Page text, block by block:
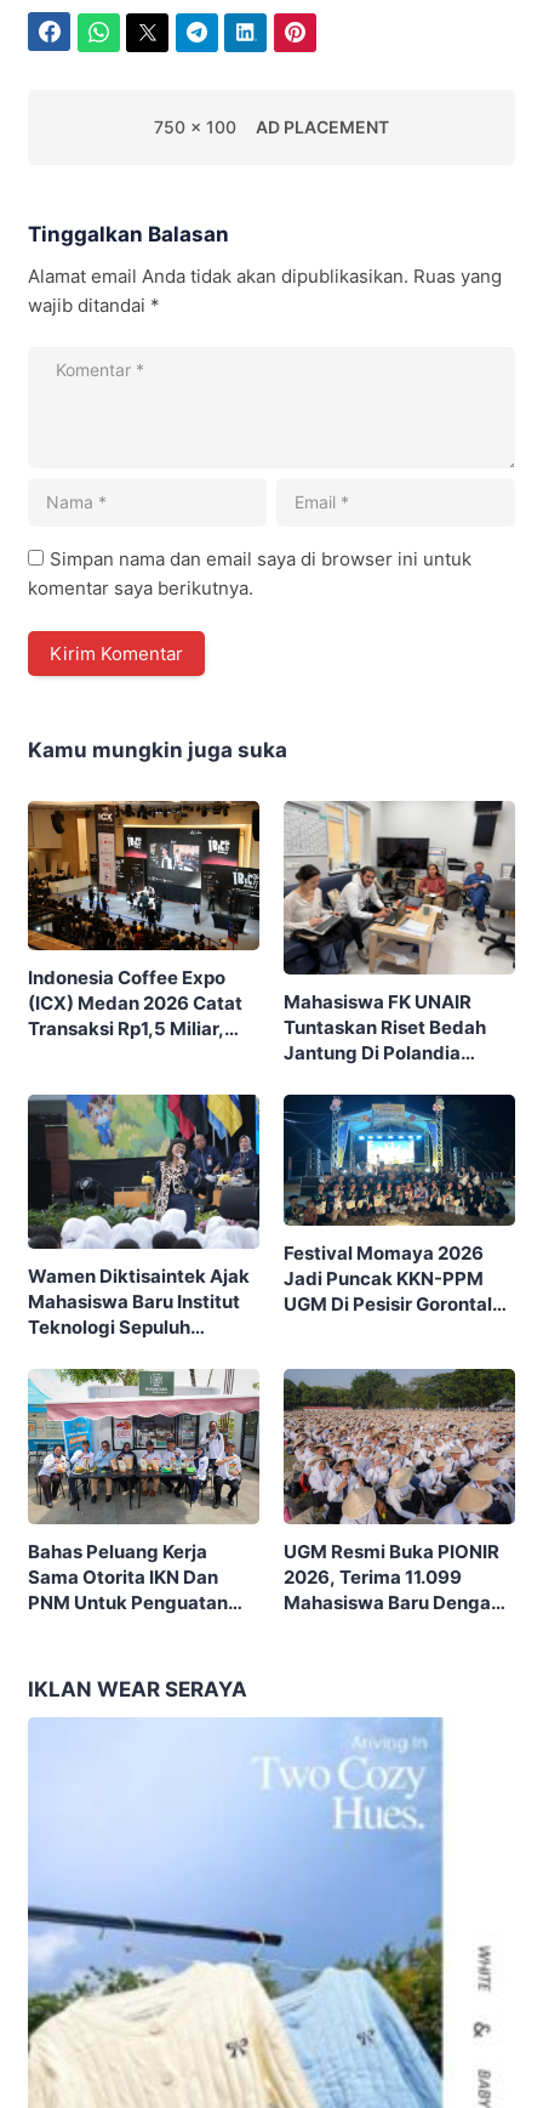
750 x 100 AD PLACEMENT
Tinggalkan Balasan
Alamat email Anda tidak akan dipublikasikan. Ruas yang
wajib ditandai *
Simpan nama dan email saya di browser ini untuk
komentar saya berikutnya.
Kamu mungkin juga suka
Indonesia Coffee Expo
(ICX) Medan 2026 Catat
Transaksi Rp1,5 Miliar,
Mahasiswa FK UNAIR
Tuntaskan Riset Bedah
Jantung Di Polandia
SCORE
Wamen Diktisaintek Ajak
Mahasiswa Baru Institut
Teknologi Sepuluh
Kritis Hadapi Euforia AI
Festival Momaya 2026
Jadi Puncak KKN-PPM
UGM Di Pesisir Gorontalo,
Bahas Peluang Kerja
Sama Otorita IKN Dan
PNM Untuk Penguatan
UGM Resmi Buka PIONIR
2026, Terima 11.099
Mahasiswa Baru Dengan
IKLAN WEAR SERAYA